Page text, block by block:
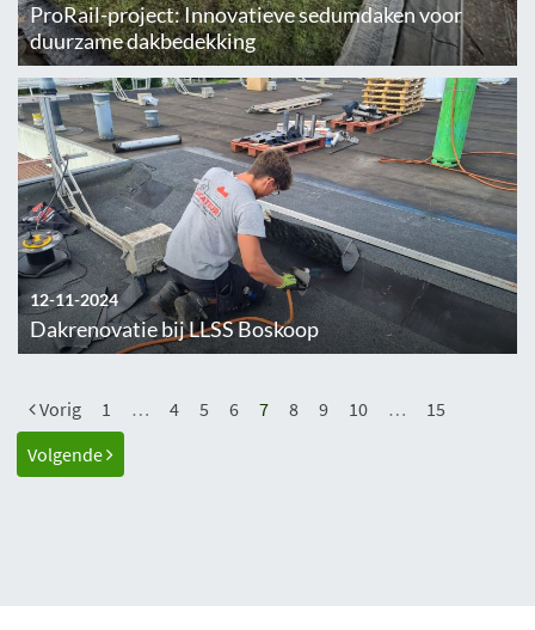
ProRail-project: Innovatieve sedumdaken voor
duurzame dakbedekking
12-11-2024
Dakrenovatie bij LLSS Boskoop
Vorig 1 … 4 5 6 7 8 9 10 …
15
Volgende